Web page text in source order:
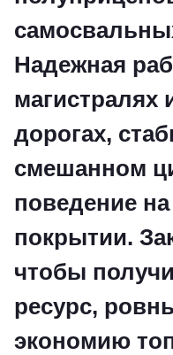
Надежная
магистралях
дорогах,
смешанном
поведение
покрытии.
чтобы
ресурс,
экономию